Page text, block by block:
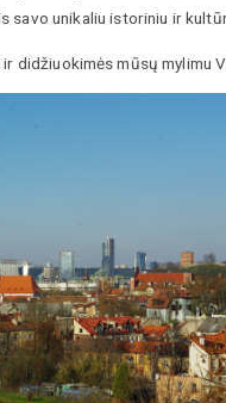
savo unikaliu istoriniu ir
didžiuokimės mūsų mylimu